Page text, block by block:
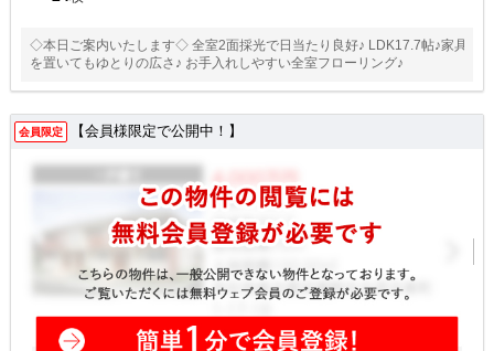
◇本日ご案内いたします◇ 全室2面採光で日当たり良好♪ LDK17.7帖♪家具
を置いてもゆとりの広さ♪ お手入れしやすい全室フローリング♪
会員限定 【会員様限定で公開中！】